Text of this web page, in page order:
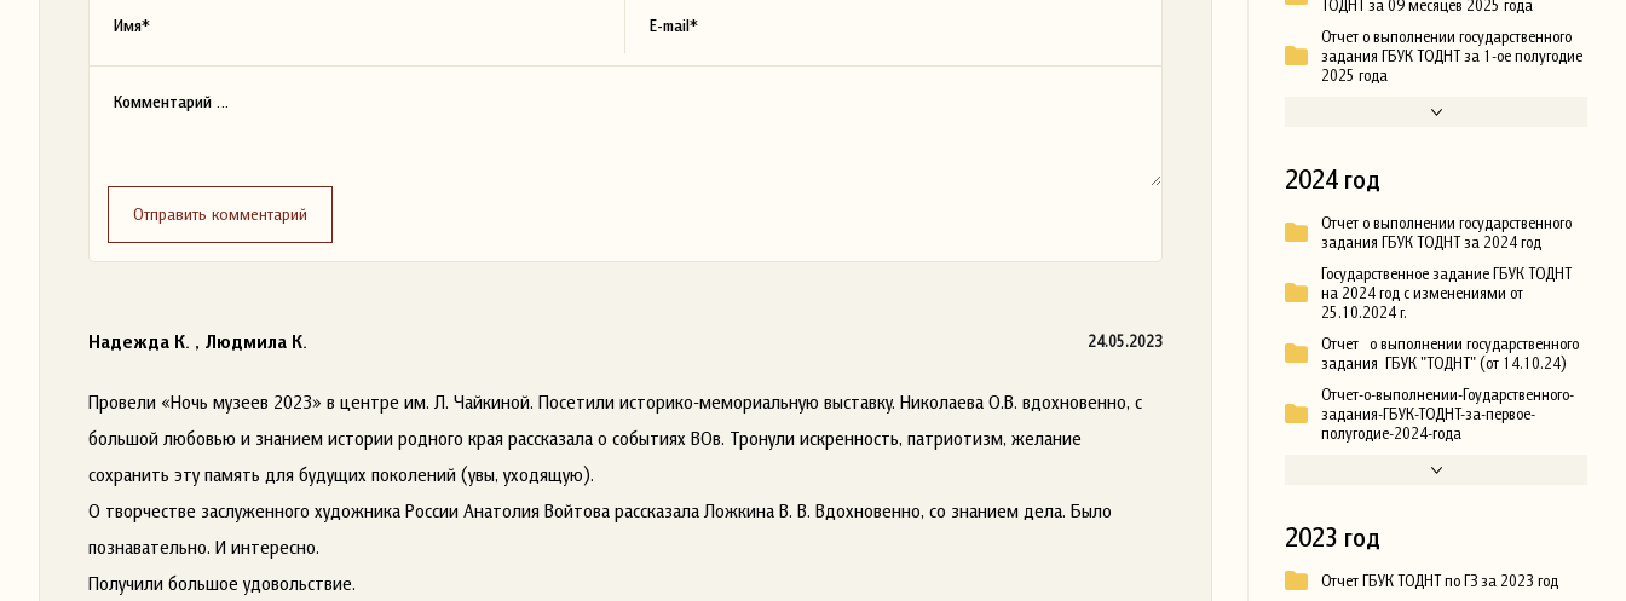
Отправить комментарий
Надежда К. , Людмила К. 24.05.2023
Провели «Ночь музеев 2023» в центре им. Л. Чайкиной. Посетили историко-мемориальную выставку. Николаева О.В. вдохновенно, с
большой любовью и знанием истории родного края рассказала о событиях ВОв. Тронули искренность, патриотизм, желание
сохранить эту память для будущих поколений (увы, уходящую).
О творчестве заслуженного художника России Анатолия Войтова рассказала Ложкина В. В. Вдохновенно, со знанием дела. Было
познавательно. И интересно.
Получили большое удовольствие.
ТОДНТ за 09 месяцев 2025 года
Отчет о выполнении государственного
задания ГБУК ТОДНТ за 1-ое полугодие
2025 года
2024 год
Отчет о выполнении государственного
задания ГБУК ТОДНТ за 2024 год
Государственное задание ГБУК ТОДНТ
на 2024 год с изменениями от
25.10.2024 г.
Отчет о выполнении государственного
задания ГБУК "ТОДНТ" (от 14.10.24)
Отчет-о-выполнении-Гоударственного-
задания-ГБУК-ТОДНТ-за-первое-
полугодие-2024-года
2023 год
Отчет ГБУК ТОДНТ по ГЗ за 2023 год